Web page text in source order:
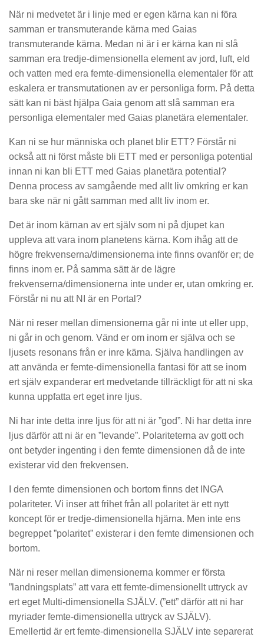
När ni medvetet är i linje med er egen kärna kan ni föra
samman er transmuterande kärna med Gaias
transmuterande kärna. Medan ni är i er kärna kan ni slå
samman era tredje-dimensionella element av jord, luft, eld
och vatten med era femte-dimensionella elementaler för att
eskalera er transmutationen av er personliga form. På detta
sätt kan ni bäst hjälpa Gaia genom att slå samman era
personliga elementaler med Gaias planetära elementaler.
Kan ni se hur människa och planet blir ETT? Förstår ni
också att ni först måste bli ETT med er personliga potential
innan ni kan bli ETT med Gaias planetära potential?
Denna process av samgående med allt liv omkring er kan
bara ske när ni gått samman med allt liv inom er.
Det är inom kärnan av ert själv som ni på djupet kan
uppleva att vara inom planetens kärna. Kom ihåg att de
högre frekvenserna/dimensionerna inte finns ovanför er; de
finns inom er. På samma sätt är de lägre
frekvenserna/dimensionerna inte under er, utan omkring er.
Förstår ni nu att NI är en Portal?
När ni reser mellan dimensionerna går ni inte ut eller upp,
ni går in och genom. Vänd er om inom er själva och se
ljusets resonans från er inre kärna. Själva handlingen av
att använda er femte-dimensionella fantasi för att se inom
ert själv expanderar ert medvetande tillräckligt för att ni ska
kunna uppfatta ert eget inre ljus.
Ni har inte detta inre ljus för att ni är ”god”. Ni har detta inre
ljus därför att ni är en ”levande”. Polariteterna av gott och
ont betyder ingenting i den femte dimensionen då de inte
existerar vid den frekvensen.
I den femte dimensionen och bortom finns det INGA
polariteter. Vi inser att frihet från all polaritet är ett nytt
koncept för er tredje-dimensionella hjärna. Men inte ens
begreppet ”polaritet” existerar i den femte dimensionen och
bortom.
När ni reser mellan dimensionerna kommer er första
”landningsplats” att vara ett femte-dimensionellt uttryck av
ert eget Multi-dimensionella SJÄLV. (”ett” därför att ni har
myriader femte-dimensionella uttryck av SJÄLV).
Emellertid är ert femte-dimensionella SJÄLV inte separerat